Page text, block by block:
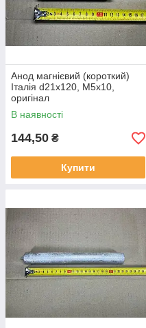
Анод магнієвий (короткий)
Італія d21x120, M5x10,
оригінал
В наявності
144,50 ₴
Купити